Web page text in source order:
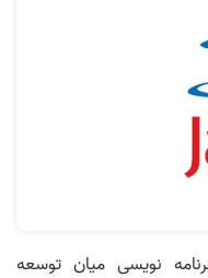
نویسی میان توسعه